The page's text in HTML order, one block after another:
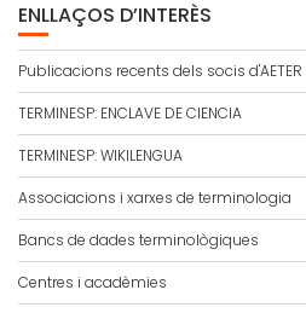
ENLLAÇOS D’INTERÈS
Publicacions recents dels socis d'AETER
TERMINESP: ENCLAVE DE CIENCIA
TERMINESP: WIKILENGUA
Associacions i xarxes de terminologia
Bancs de dades terminològiques
Centres i acadèmies